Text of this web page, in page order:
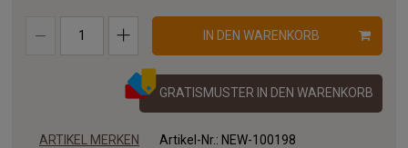
IN DEN WARENKORB
GRATISMUSTER IN DEN WARENKORB
ARTIKEL MERKEN Artikel-Nr.: NEW-100198